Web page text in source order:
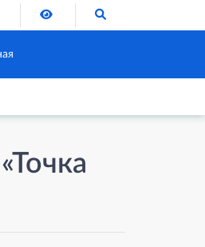
Версия для слабовидящих